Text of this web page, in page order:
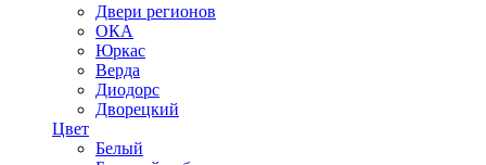
Двери регионов
ОКА
Юркас
Верда
Диодорс
Дворецкий
Цвет
Белый